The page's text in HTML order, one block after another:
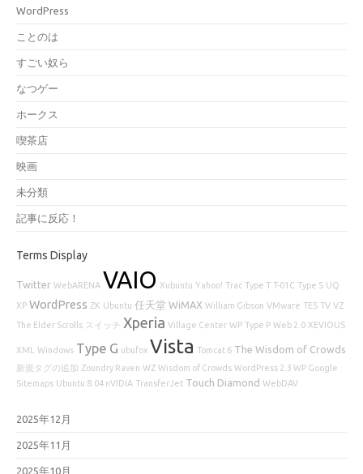
WordPress
ことのは
すごい奴ら
なつゲー
ホークス
喫茶店
映画
未分類
記事に反応！
Terms Display
Twitter WebARENA VAIO Xubuntu Yahoo! Trac Type T T-01C Type S UQ
XP WordPress ZK Ubuntu 任天堂 WiMAX William Gibson VMware TES TV VZ
The Elder Scrolls スイッチ Xperia Village Center WP Type P Web 2.0 XEVIOUS
XML Windows Type G ubufox Vista Tomcat 6 The Wisdom of Crowds
新規タグの追加 Zoundry Raven WZ Wisdom of Crowds WordPress 2.3 WP Google
Sitemaps Ubuntu 8.04 nVIDIA TransferJet Touch Diamond WebDAV
2025年12月
2025年11月
2025年10月